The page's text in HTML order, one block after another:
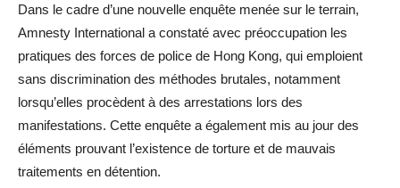
Dans le cadre d’une nouvelle enquête menée sur le terrain,
Amnesty International a constaté avec préoccupation les
pratiques des forces de police de Hong Kong, qui emploient
sans discrimination des méthodes brutales, notamment
lorsqu’elles procèdent à des arrestations lors des
manifestations. Cette enquête a également mis au jour des
éléments prouvant l’existence de torture et de mauvais
traitements en détention.